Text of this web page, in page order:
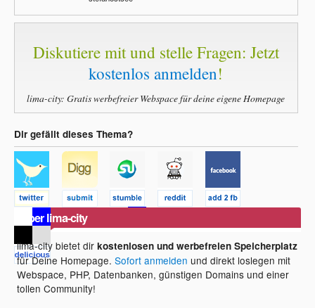
Diskutiere mit und stelle Fragen: Jetzt
kostenlos anmelden!
lima-city: Gratis werbefreier Webspace für deine eigene Homepage
Dir gefällt dieses Thema?
Über lima-city
lima-city bietet dirkostenlosen und werbefreien Speicherplatz
für Deine Homepage.Sofort anmelden und direkt loslegen mit
Webspace, PHP, Datenbanken, günstigen Domains und einer
tollen Community!